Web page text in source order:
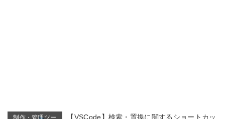
制作・管理ツー
【VSCode】検索・置換に関するショートカッ